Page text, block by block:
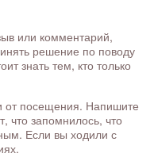
или комментарий,
решение по поводу
знать тем, кто только
от посещения. Напишите
что запомнилось, что
Если вы ходили с